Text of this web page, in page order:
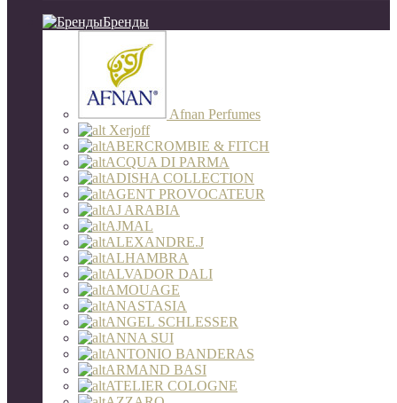
Бренды
Afnan Perfumes
Xerjoff
ABERCROMBIE & FITCH
ACQUA DI PARMA
ADISHA COLLECTION
AGENT PROVOCATEUR
AJ ARABIA
AJMAL
ALEXANDRE.J
ALHAMBRA
ALVADOR DALI
AMOUAGE
ANASTASIA
ANGEL SCHLESSER
ANNA SUI
ANTONIO BANDERAS
ARMAND BASI
ATELIER COLOGNE